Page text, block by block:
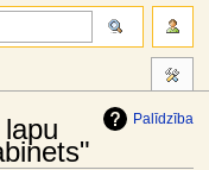
Palīdzība